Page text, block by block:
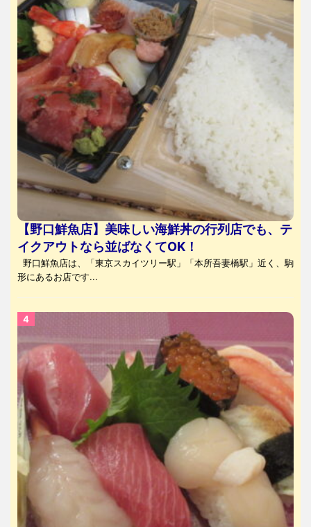
【野口鮮魚店】美味しい海鮮丼の行列店でも、テ
イクアウトなら並ばなくてOK！
野口鮮魚店は、「東京スカイツリー駅」「本所吾妻橋駅」近く、駒
形にあるお店です...